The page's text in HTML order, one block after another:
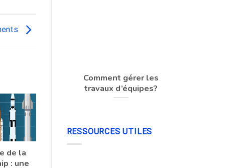
de la
: une
Comment gérer les
travaux d’équipes?
RESSOURCES UTILES